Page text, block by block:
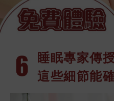
睡眠專家傳
這些細節能